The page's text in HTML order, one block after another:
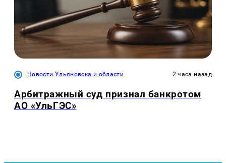
Новости Ульяновска и области 2 часа назад
Арбитражный суд признал банкротом
АО «УльГЭС»